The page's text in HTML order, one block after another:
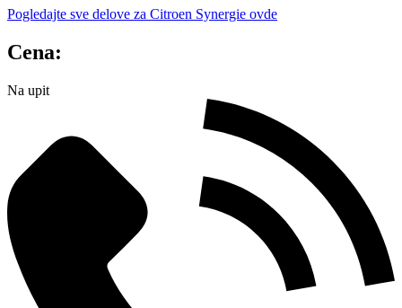
Pogledajte sve delove za Citroen Synergie ovde
Cena:
Na upit